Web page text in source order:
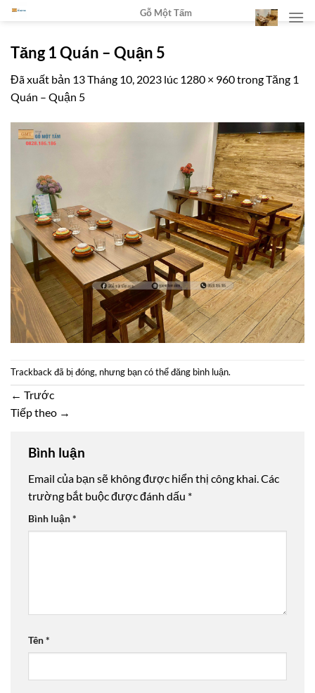
Chuyển
nội
dung
Gỗ Một Tấm
Tăng 1 Quán – Quận 5
Đã xuất bản 13 Tháng 10, 2023 lúc 1280 × 960trongTăng 1
Quán – Quận 5
Trackback đã bị đóng, nhưng bạn có thểđăng bình luận.
← Trước
Tiếp theo →
Bình luận
Email của bạn sẽ không được hiển thị công khai.Các
trường bắt buộc được đánh dấu *
Bình luận*
Tên*